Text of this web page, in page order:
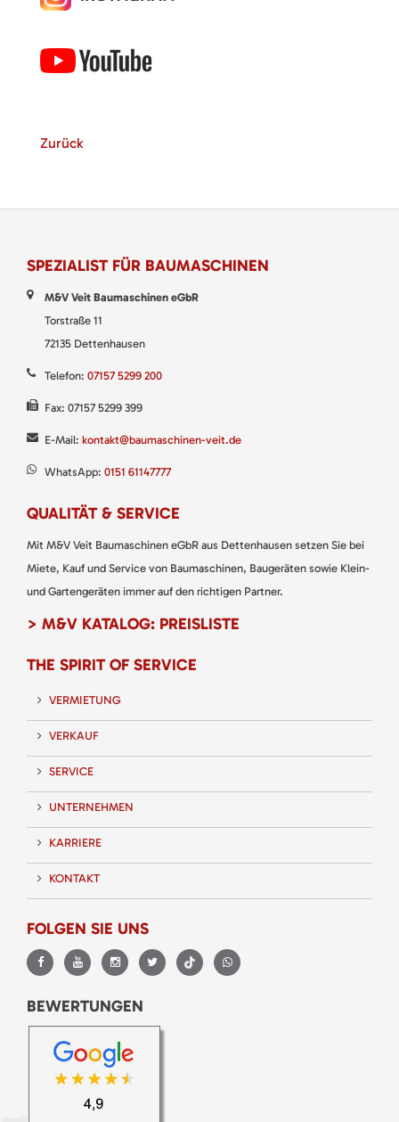
Zurück
SPEZIALIST FÜR BAUMASCHINEN
M&V Veit Baumaschinen eGbR
Torstraße 11
72135 Dettenhausen
Telefon: 07157 5299 200
Fax: 07157 5299 399
E-Mail: kontakt@baumaschinen-veit.de
WhatsApp: 0151 61147777
QUALITÄT & SERVICE
Mit M&V Veit Baumaschinen eGbR aus Dettenhausen setzen Sie bei
Miete, Kauf und Service von Baumaschinen, Baugeräten sowie Klein-
und Gartengeräten immer auf den richtigen Partner.
> M&V KATALOG: PREISLISTE
THE SPIRIT OF SERVICE
VERMIETUNG
VERKAUF
SERVICE
UNTERNEHMEN
KARRIERE
KONTAKT
FOLGEN SIE UNS
BEWERTUNGEN